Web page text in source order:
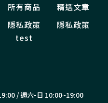
所有商品
精選文章
隱私政策
test
隱私政策
/ 週六-日 10:00~19:00